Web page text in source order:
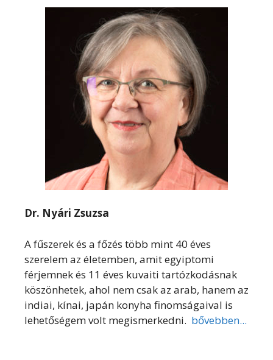
Dr. Nyári Zsuzsa
A fűszerek és a főzés több mint 40 éves
szerelem az életemben, amit egyiptomi
férjemnek és 11 éves kuvaiti tartózkodásnak
köszönhetek, ahol nem csak az arab, hanem az
indiai, kínai, japán konyha finomságaival is
lehetőségem volt megismerkedni. bővebben...